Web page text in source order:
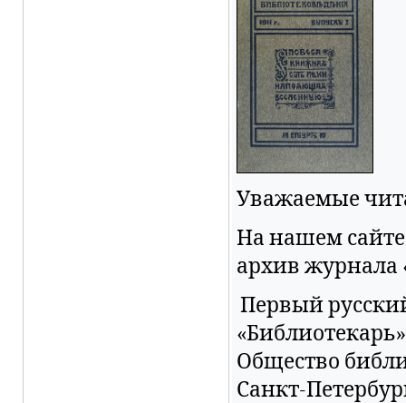
Уважаемые
На нашем
архив журнала
Первый
Общество
Санкт-